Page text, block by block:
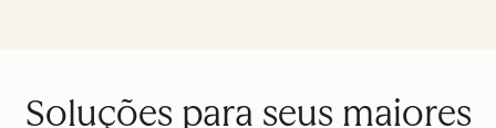
Soluções para seus maiores